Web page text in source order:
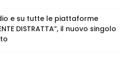
e su tutte le piattaforme
DISTRATTA”, il nuovo singolo